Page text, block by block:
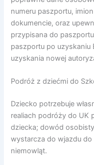
numeru paszportu,
dokumencie, oraz
przypisana do
paszportu po uzyskaniu
uzyskania nowej
Podróż z dziećmi do
Dziecko potrzebuje
realiach podróży do UK
dziecka; dowód
wystarcza do wjazdu
niemowląt.